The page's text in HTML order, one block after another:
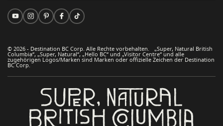
© 2026 - Destination BC Corp. Alle Rechte vorbehalten. „Super, Natural British
Columbia“, „Super, Natural“, „Hello BC“ und „Visitor Centre“ und alle
zugehörigen Logos/Marken sind Marken oder offizielle Zeichen der Destination
BC Corp.